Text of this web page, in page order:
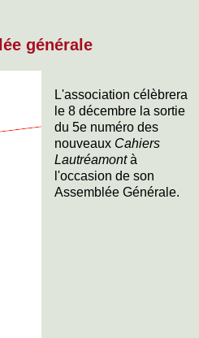
générale
L'association célèbrera
le 8 décembre la sortie
du 5e numéro des
nouveaux Cahiers
Lautréamontà
l'occasion de son
Assemblée Générale.